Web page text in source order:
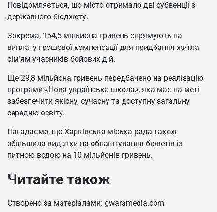
Повідомляється, що місто отримало дві субвенції з
державного бюджету.
Зокрема, 154,5 мільйона гривень спрямують на
виплату грошової компенсації для придбання житла
сім’ям учасників бойових дій.
Ще 29,8 мільйона гривень передбачено на реалізацію
програми «Нова українська школа», яка має на меті
забезпечити якісну, сучасну та доступну загальну
середню освіту.
Нагадаємо, що Харківська міська рада також
збільшила видатки на облаштування бюветів із
питною водою на 10 мільйонів гривень.
Читайте також
Створено за матеріалами: gwaramedia.com